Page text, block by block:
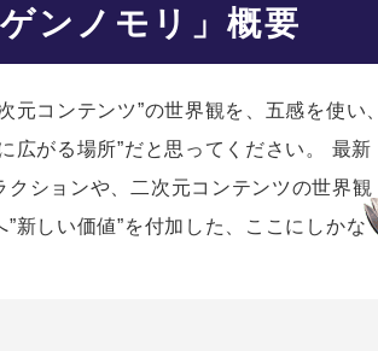
ンノモリ」概要
コンテンツ”の世界観を、五感を使い、
広がる場所”だと思ってください。 最新
ションや、二次元コンテンツの世界観
新しい価値”を付加した、ここにしかな